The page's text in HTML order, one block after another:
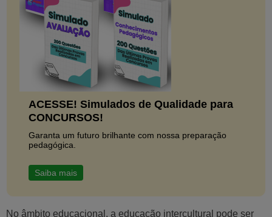
ACESSE! Simulados de Qualidade para
CONCURSOS!
Garanta um futuro brilhante com nossa preparação
pedagógica.
Saiba mais
No âmbito educacional, a educação intercultural pode ser